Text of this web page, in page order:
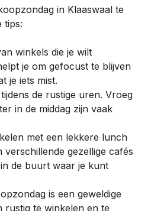
in Klaaswaal te
tips:
winkels die je wilt
je om gefocust te blijven
je iets mist.
de rustige uren. Vroeg
in de middag zijn vaak
met een lekkere lunch
verschillende gezellige cafés
de buurt waar je kunt
is een geweldige
rustig te winkelen en te